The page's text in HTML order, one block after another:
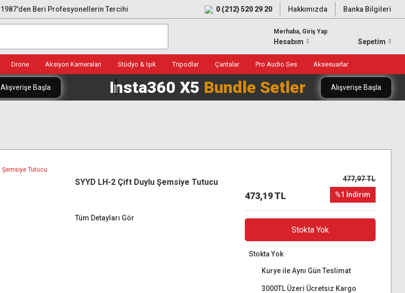
1987'den Beri Profesyonellerin Tercihi 0 (212) 520 29 20 Hakkımızda Banka Bilgileri
Merhaba, Giriş Yap
Hesabım Sepetim
Drone Aksiyon Kameraları Stüdyo & Işık Tripodlar Çantalar Pro Audio Ses Aksesuarlar
Alışverişe Başla Insta360 X5 Bundle Setler Alışverişe Başla
SYYD LH-2 Çift Duylu Şemsiye Tutucu
Tüm Detayları Gör
473,19 TL
477,97 TL
%1 İndirim
Stokta Yok
Stokta Yok
Kurye ile Aynı Gün Teslimat
3000TL Üzeri Ücretsiz Kargo